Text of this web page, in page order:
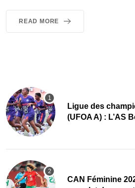
READ MORE
Ligue des
(UFOA A) : L’AS
CAN Féminine